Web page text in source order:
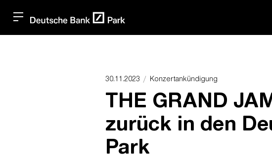
30.11.2023 Konzertankündigung
THE GRAND
zurück in den
Park